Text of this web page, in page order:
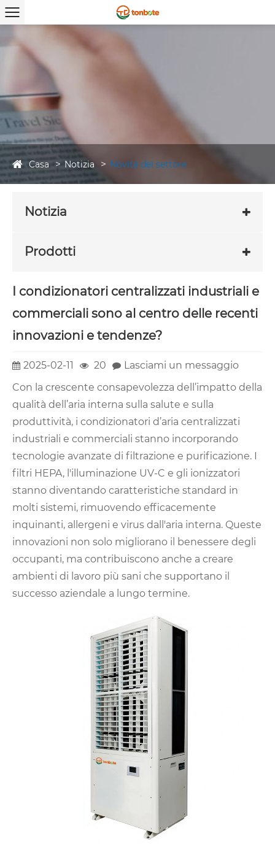
Casa Notizia Novità del settore
Notizia
Prodotti
I condizionatori centralizzati industriali e
commerciali sono al centro delle recenti
innovazioni e tendenze?
2025-02-11 20
Lasciami un messaggio
Con la crescente consapevolezza dell’impatto della
qualità dell’aria interna sulla salute e sulla
produttività, i condizionatori d’aria centralizzati
industriali e commerciali stanno incorporando
tecnologie avanzate di filtrazione e purificazione. I
filtri HEPA, l'illuminazione UV-C e gli ionizzatori
stanno diventando caratteristiche standard in
molti sistemi, rimuovendo efficacemente
inquinanti, allergeni e virus dall'aria interna. Queste
innovazioni non solo migliorano il benessere degli
occupanti, ma contribuiscono anche a creare
ambienti di lavoro più sani che supportano il
successo aziendale a lungo termine.